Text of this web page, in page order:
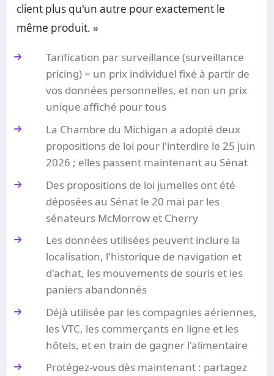
client plus qu'un autre pour exactement le
même produit. »
Tarification par surveillance (surveillance
pricing) = un prix individuel fixé à partir de
vos données personnelles, et non un prix
unique affiché pour tous
La Chambre du Michigan a adopté deux
propositions de loi pour l'interdire le 25 juin
2026 ; elles passent maintenant au Sénat
Des propositions de loi jumelles ont été
déposées au Sénat le 20 mai par les
sénateurs McMorrow et Cherry
Les données utilisées peuvent inclure la
localisation, l'historique de navigation et
d'achat, les mouvements de souris et les
paniers abandonnés
Déjà utilisée par les compagnies aériennes,
les VTC, les commerçants en ligne et les
hôtels, et en train de gagner l'alimentaire
Protégez-vous dès maintenant : partagez